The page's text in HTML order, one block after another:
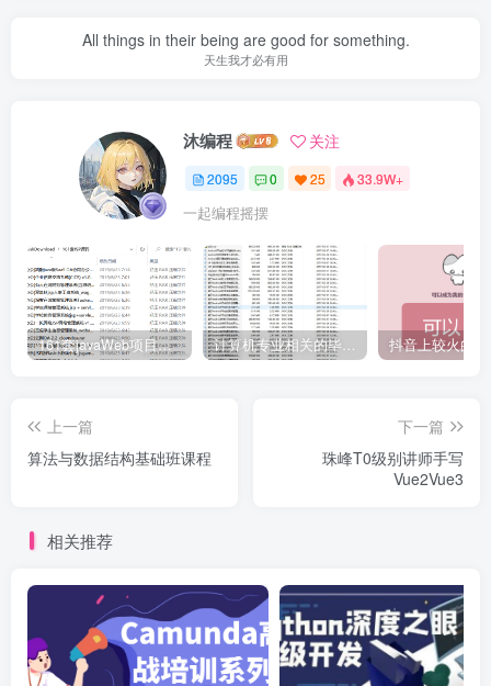
All things in their being are good for something.
天生我才必有用
沐编程 关注
2095 0 25 33.9W+
一起编程摇摆
161套javaWeb项目源码免费分享 计算机专业相关的毕业设计论文合集免费下载
上一篇
算法与数据结构基础班课程
下一篇
珠峰T0级别讲师手写
Vue2Vue3
相关推荐